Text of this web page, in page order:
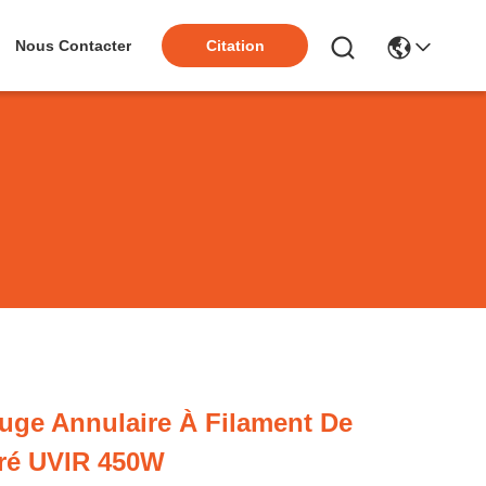
Nous Contacter Citation
Annulaire À Filament De
UVIR 450W